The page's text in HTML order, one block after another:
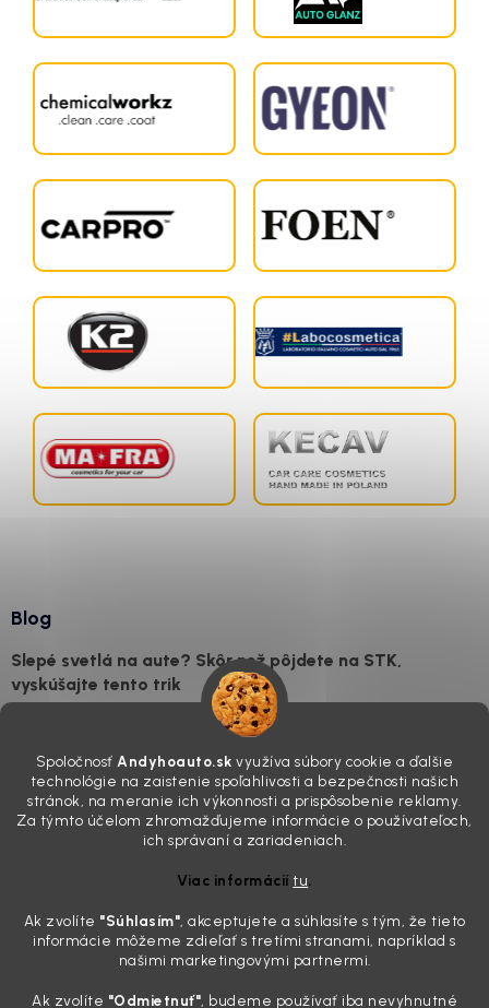
Spoločnosť Andyhoauto.sk využíva súbory cookie a ďalšie
technológie na zaistenie spoľahlivosti a bezpečnosti našich
stránok, na meranie ich výkonnosti a prispôsobenie reklamy.
Za týmto účelom zhromažďujeme informácie o používateľoch,
ich správaní a zariadeniach.
Viac informáciítu.
Ak zvolíte "Súhlasím", akceptujete a súhlasíte s tým, že tieto
informácie môžeme zdieľať s tretími stranami, napríklad s
našimi marketingovými partnermi.
Ak zvolíte "Odmietnuť", budeme používať iba nevyhnutné
Blog
Slepé svetlá na aute? Skôr než pôjdete na STK,
vyskúšajte tento trik
skutočnosti je? Často za to môžu práve „slepé“ svetlomety. Ten
mliečny, drsný povrch nie je len estetická vada. Keď slnko a soľ urobia
svoje, plexisklo začne svetlo rozptyľovať namiesto to...
Zabudnite na handru. Ak chcete mať auto naozaj čisté,
Poznáte ten moment. Vonku svieti slnko, vy sedíte v čerstvo
„upratanom“ aute, no pri pohľade na palubnú dosku vás ide poraziť. V
mriežkach ventilácie, okolo tlačidiel a v švíkoch sedačiek na vás stále
drzo pozerá prach. Handra ani vysávač tam jednodu...